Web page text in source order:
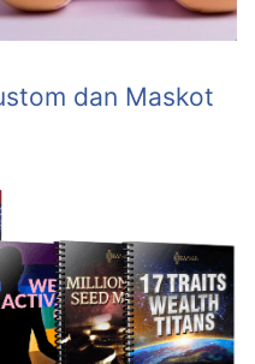
dan Maskot